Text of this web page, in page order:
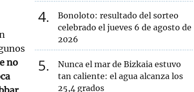
no
4
Bonoloto: resultado del sorteo
celebrado el jueves 6 de agosto de
2026
5
Nunca el mar de Bizkaia estuvo
tan caliente: el agua alcanza los
25,4 grados